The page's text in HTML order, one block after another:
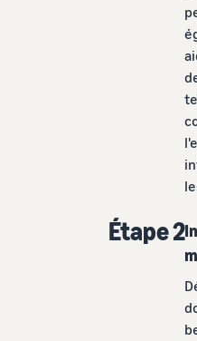
Étape 2